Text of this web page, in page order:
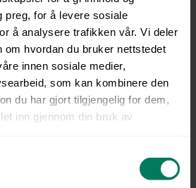
preg, for å levere sosiale
å analysere trafikken vår. Vi deler
om hvordan du bruker nettstedet
innen sosiale medier,
som kan kombinere den
du har gjort tilgjengelig for dem,
inn gjennom din bruk av
for å lykkes med